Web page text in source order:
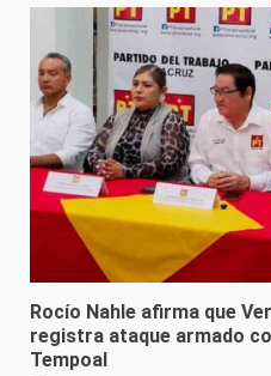
Rocío Nahle afirma que
registra ataque armado
Tempoal